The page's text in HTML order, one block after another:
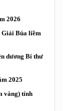
2026
Giải Búa liềm
dương Bí thư
2025
vàng) tỉnh